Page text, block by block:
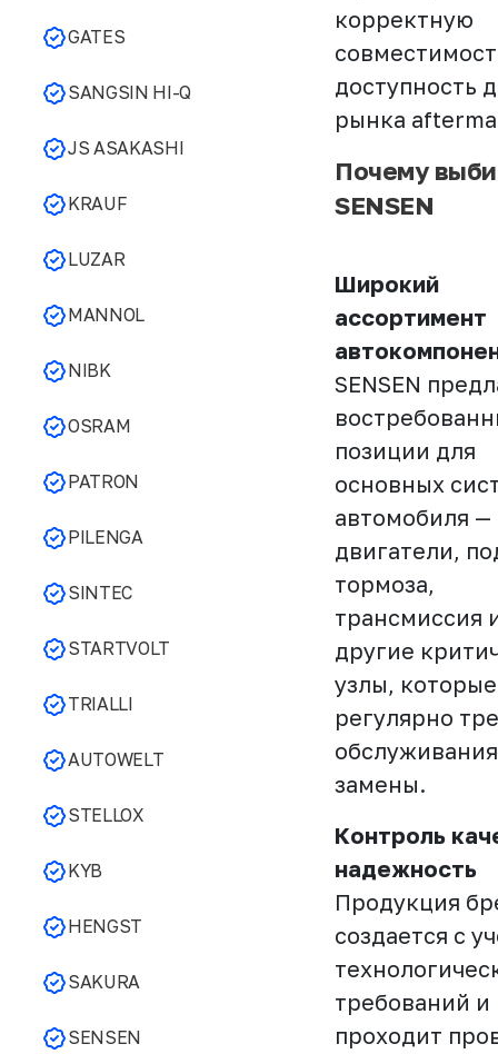
GATES
SANGSIN HI-Q
JS ASAKASHI
KRAUF
LUZAR
MANNOL
NIBK
OSRAM
PATRON
PILENGA
SINTEC
STARTVOLT
TRIALLI
AUTOWELT
STELLOX
KYB
HENGST
SAKURA
SENSEN
корректную
доступность
рынка
Почему
SENSEN
Широкий
ассортимент
SENSEN
позиции для
основных
автомобиля —
двигатели,
тормоза,
трансмиссия
другие
узлы, которые
регулярно
замены.
Контроль
надежность
Продукция
создается с
требований и
проходит